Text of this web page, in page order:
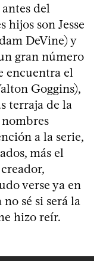
del
hijos son Jesse
DeVine) y
gran número
encuentra el
Goggins),
terraja de la
a la serie,
más el
verse ya en
sé si será la
hizo reír.